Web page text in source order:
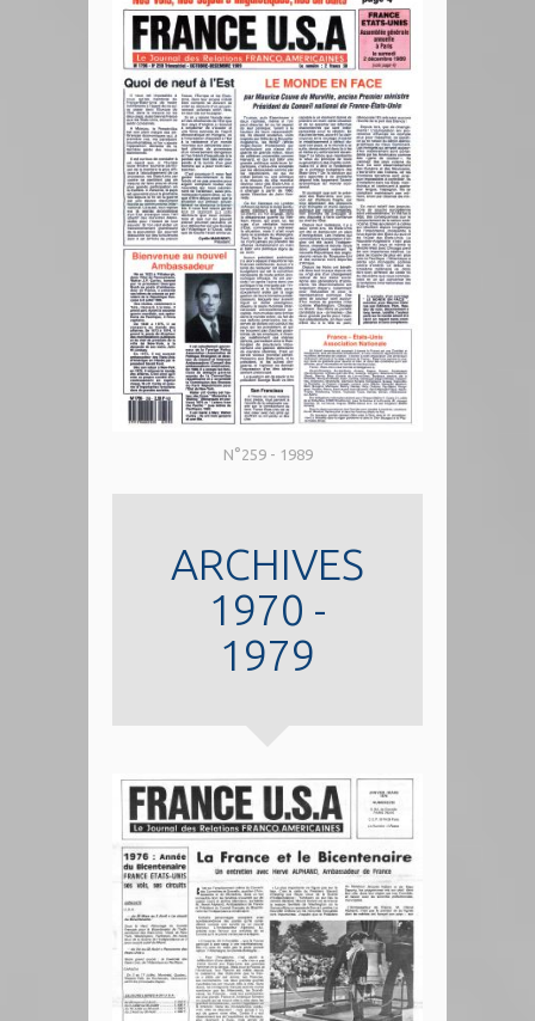
N°259 - 1989
ARCHIVES
1970 -
1979